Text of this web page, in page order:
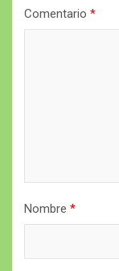
Comentario *
Nombre *